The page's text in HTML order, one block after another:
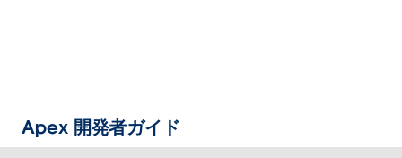
Apex 開発者ガイド